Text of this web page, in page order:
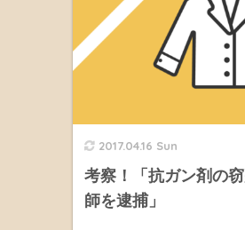
2017.04.16 Sun
考察！「抗ガン剤の
師を逮捕」